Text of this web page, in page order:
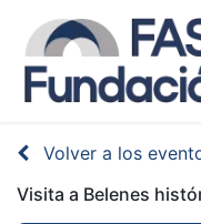
Volver a los
Visita a Belenes